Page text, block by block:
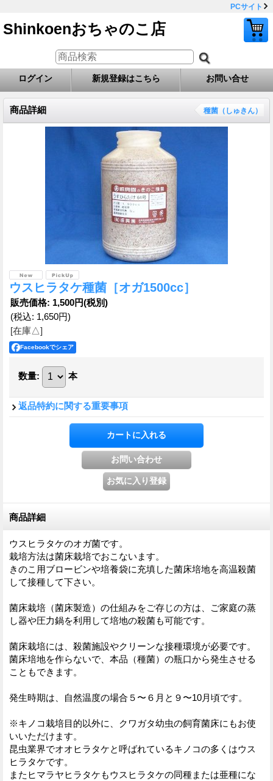
PCサイト
Shinkoenおちゃのこ店
ログイン 新規登録はこちら お問い合せ
商品詳細 種菌（しゅきん）
ウスヒラタケ種菌［オガ1500cc］
販売価格: 1,500円(税別)
(税込: 1,650円)
[在庫△]
Facebookでシェア
数量: 本
返品特約に関する重要事項
商品詳細
ウスヒラタケのオガ菌です。
栽培方法は菌床栽培でおこないます。
きのこ用ブロービンや培養袋に充填した菌床培地を高温殺菌
して接種して下さい。
菌床栽培（菌床製造）の仕組みをご存じの方は、ご家庭の蒸
し器や圧力鍋を利用して培地の殺菌も可能です。
菌床栽培には、殺菌施設やクリーンな接種環境が必要です。
菌床培地を作らないで、本品（種菌）の瓶口から発生させる
こともできます。
発生時期は、自然温度の場合５〜６月と９〜10月頃です。
※キノコ栽培目的以外に、クワガタ幼虫の飼育菌床にもお使
いいただけます。
昆虫業界でオオヒラタケと呼ばれているキノコの多くはウス
ヒラタケです。
またヒマラヤヒラタケもウスヒラタケの同種または亜種にな